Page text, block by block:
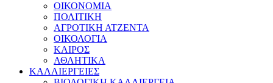
ΟΙΚΟΝΟΜΙΑ
ΠΟΛΙΤΙΚΗ
ΑΓΡΟΤΙΚΗ ΑΤΖΕΝΤΑ
ΟΙΚΟΛΟΓΙΑ
ΚΑΙΡΟΣ
ΑΘΛΗΤΙΚΑ
ΚΑΛΛΙΕΡΓΕΙΕΣ